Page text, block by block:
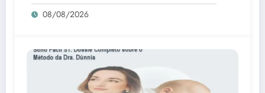
08/08/2026